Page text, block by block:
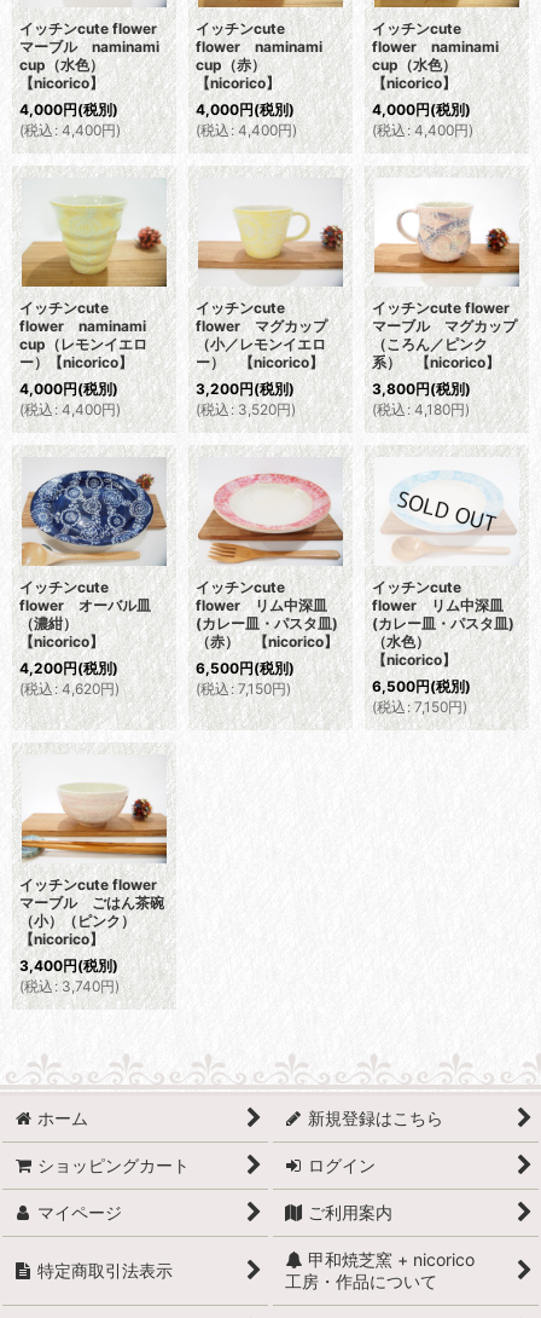
イッチンcute flower
マーブル naminami
cup（水色）
【nicorico】
4,000円(税別)
(税込 : 4,400円)
イッチンcute
flower naminami
cup（赤）
【nicorico】
4,000円(税別)
(税込: 4,400円)
イッチンcute
flower naminami
cup（水色）
【nicorico】
4,000円(税別)
(税込 : 4,400円)
イッチンcute
flower naminami
cup（レモンイエロ
ー）【nicorico】
4,000円(税別)
(税込 : 4,400円)
イッチンcute
flower マグカップ
（小／レモンイエロ
ー） 【nicorico】
3,200円(税別)
(税込: 3,520円)
イッチンcute flower
マーブル マグカップ
（ころん／ピンク
系） 【nicorico】
3,800円(税別)
(税込: 4,180円)
イッチンcute
flower オーバル皿
（濃紺）
【nicorico】
4,200円(税別)
(税込 : 4,620円)
イッチンcute
flower リム中深皿
(カレー皿・パスタ皿)
（赤） 【nicorico】
6,500円(税別)
(税込: 7,150円)
イッチンcute
flower リム中深皿
(カレー皿・パスタ皿)
（水色）
【nicorico】
6,500円(税別)
(税込 : 7,150円)
イッチンcute flower
マーブル ごはん茶碗
（小）（ピンク）
【nicorico】
3,400円(税別)
(税込 : 3,740円)
ホーム 新規登録はこちら
ショッピングカート ログイン
マイページ ご利用案内
特定商取引法表示
甲和焼芝窯 + nicorico
工房・作品について